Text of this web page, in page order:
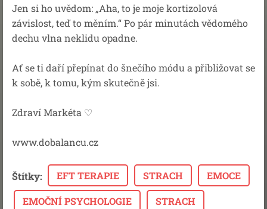
Jen si ho uvědom: „Aha, to je moje kortizolová
závislost, teď to měním.“ Po pár minutách vědomého
dechu vlna neklidu opadne.
Ať se ti daří přepínat do šnečího módu a přibližovat se
k sobě, k tomu, kým skutečně jsi.
Zdraví Markéta ♡
www.dobalancu.cz
Štítky: EFT TERAPIE STRACH EMOCE
EMOČNÍ PSYCHOLOGIE STRACH